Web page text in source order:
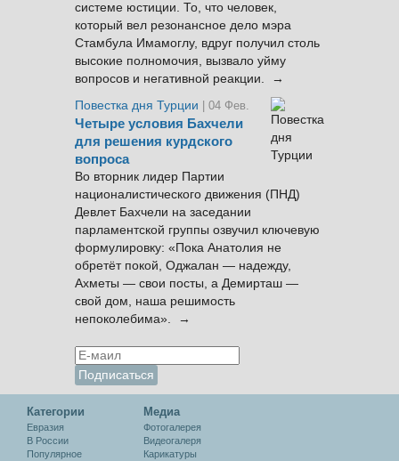
системе юстиции. То, что человек,
который вел резонансное дело мэра
Стамбула Имамоглу, вдруг получил столь
высокие полномочия, вызвало уйму
вопросов и негативной реакции. →
Повестка дня Турции
| 04 Фев.
Четыре условия Бахчели
для решения курдского
вопроса
Во вторник лидер Партии
националистического движения (ПНД)
Девлет Бахчели на заседании
парламентской группы озвучил ключевую
формулировку: «Пока Анатолия не
обретёт покой, Оджалан — надежду,
Ахметы — свои посты, а Демирташ —
свой дом, наша решимость
непоколебима». →
Категории
Евразия
В России
Популярное
Медиа
Фотогалерея
Видеогалеря
Карикатуры